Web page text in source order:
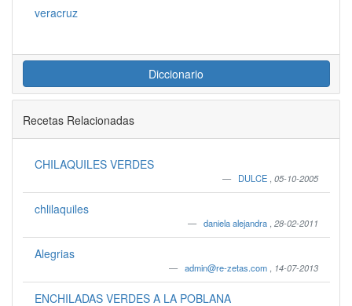
veracruz
Diccionario
Recetas Relacionadas
CHILAQUILES VERDES
DULCE 05-10-2005
chlilaquiles
daniela alejandra 28-02-2011
Alegrias
admin@re-zetas.com 14-07-2013
ENCHILADAS VERDES A LA POBLANA